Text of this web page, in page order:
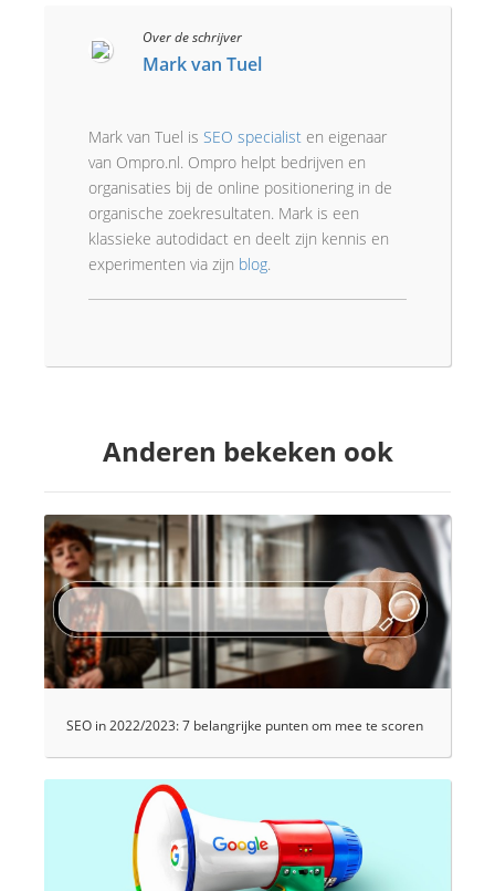
Over de schrijver
Mark van Tuel
Mark van Tuel is SEO specialist en eigenaar
van Ompro.nl. Ompro helpt bedrijven en
organisaties bij de online positionering in de
organische zoekresultaten. Mark is een
klassieke autodidact en deelt zijn kennis en
experimenten via zijn blog.
Anderen bekeken ook
SEO in 2022/2023: 7 belangrijke punten om mee te scoren